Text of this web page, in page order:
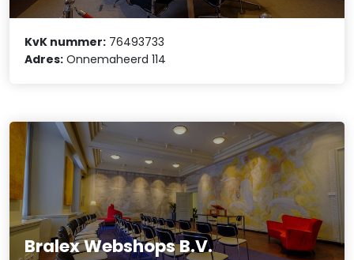
KvK nummer: 76493733
Adres: Onnemaheerd 114
Bralex Webshops B.V.